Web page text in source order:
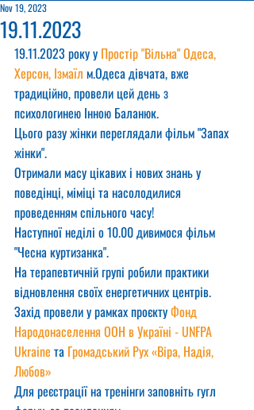
19.11.2023
Nov 19, 2023
19.11.2023 року у Простір "Вільна" Одеса,
Херсон, Ізмаїл м.Одеса дівчата, вже
традиційно, провели цей день з
психологинею Інною Баланюк.
Цього разу жінки переглядали фільм "Запах
жінки".
Отримали масу цікавих і нових знань у
поведінці, міміці та насолодилися
проведенням спільного часу!
Наступної неділі о 10.00 дивимося фільм
"Чесна куртизанка".
На терапевтичній групі робили практики
відновлення своїх енергетичних центрів.
Захід провели у рамках проєкту Фонд
Народонаселення ООН в Україні - UNFPA
Ukraine та Громадський Рух «Віра, Надія,
Любов»
Для реєстрації на тренінги заповніть гугл